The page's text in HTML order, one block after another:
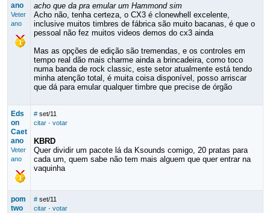
ano
Veter
ano
acho que da pra emular um Hammond sim
Acho não, tenha certeza, o CX3 é clonewhell excelente,
inclusive muitos timbres de fábrica são muito bacanas, é que o
pessoal não fez muitos videos demos do cx3 ainda
Mas as opções de edição são tremendas, e os controles em
tempo real dão mais charme ainda a brincadeira, como toco
numa banda de rock classic, este setor atualmente está tendo
minha atenção total, é muita coisa disponível, posso arriscar
que dá para emular qualquer timbre que precise de órgão
Eds
on
Caet
ano
Veter
ano
# set/11
citar· votar
KBRD
Quer dividir um pacote lá da Ksounds comigo, 20 pratas para
cada um, quem sabe não tem mais alguem que quer entrar na
vaquinha
pom
two
# set/11
citar· votar